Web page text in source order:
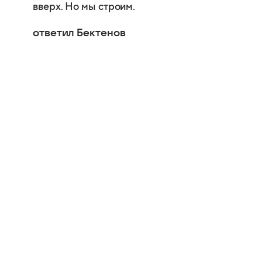
вверх. Но мы строим.
ответил Бектенов